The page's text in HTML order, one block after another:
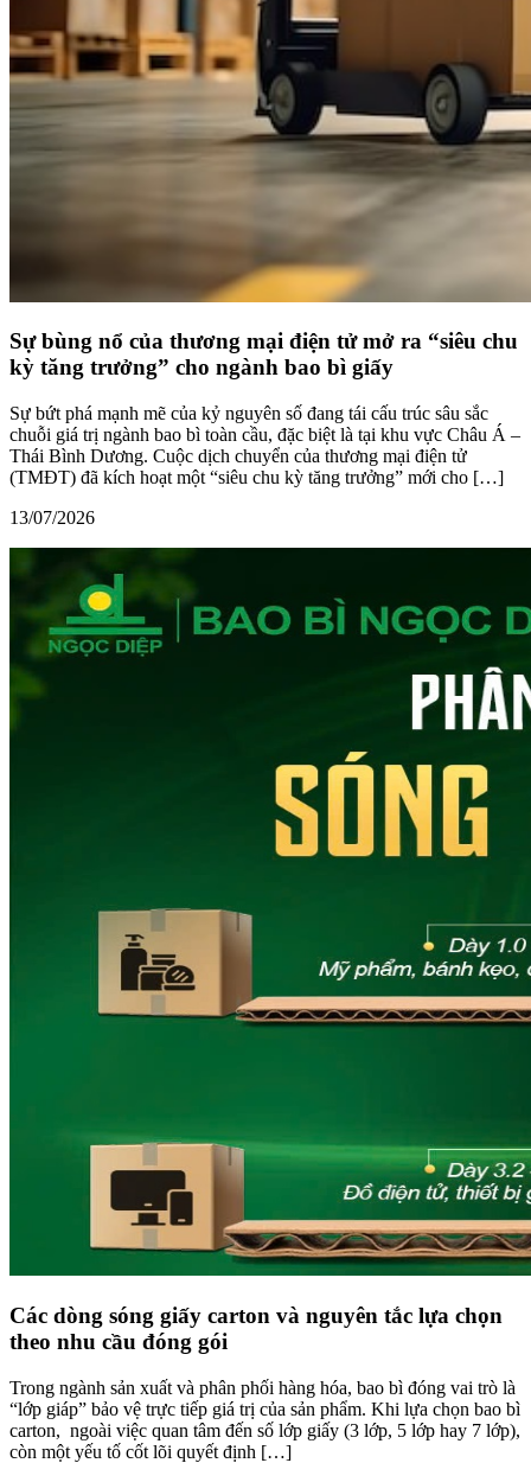
Sự bùng nổ của thương mại điện tử mở ra “siêu chu
kỳ tăng trưởng” cho ngành bao bì giấy
Sự bứt phá mạnh mẽ của kỷ nguyên số đang tái cấu trúc sâu sắc
chuỗi giá trị ngành bao bì toàn cầu, đặc biệt là tại khu vực Châu Á –
Thái Bình Dương. Cuộc dịch chuyển của thương mại điện tử
(TMĐT) đã kích hoạt một “siêu chu kỳ tăng trưởng” mới cho […]
13/07/2026
Các dòng sóng giấy carton và nguyên tắc lựa chọn
theo nhu cầu đóng gói
Trong ngành sản xuất và phân phối hàng hóa, bao bì đóng vai trò là
“lớp giáp” bảo vệ trực tiếp giá trị của sản phẩm. Khi lựa chọn bao bì
carton, ngoài việc quan tâm đến số lớp giấy (3 lớp, 5 lớp hay 7 lớp),
còn một yếu tố cốt lõi quyết định […]